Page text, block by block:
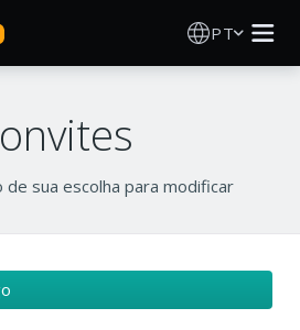
PT
IA
de sua escolha para modificar